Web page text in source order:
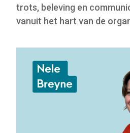
trots, beleving en
vanuit het hart van de